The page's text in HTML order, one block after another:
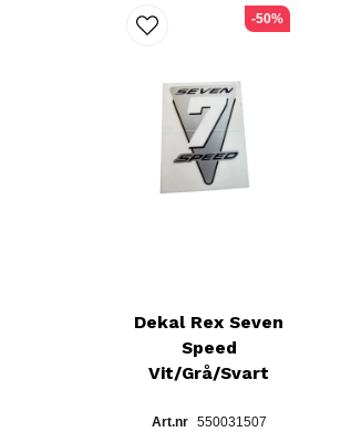
Dekal Rex Seven
Speed
Vit/Grå/Svart
550031507
-50%